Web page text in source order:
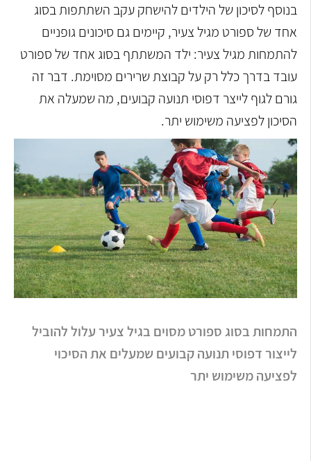
בנוסף לסיכון של הילדים להישחק עקב השתתפות בסוג
אחד של ספורט מגיל צעיר, קיימים גם סיכונים גופניים
להתמחות מגיל צעיר: ילד המשתתף בסוג אחד של ספורט
עובד בדרך כלל רק על קבוצת שרירים מסוימת. דבר זה
גורם לגוף לייצר דפוסי תנועה קבועים, מה שמעלה את
הסיכון לפציעה משימוש יתר.
התמחות בסוג ספורט מסוים בגיל צעיר עלול להוביל
לייצור דפוסי תנועה קבועים שמעלים את הסיכוי
לפציעה משימוש יתר